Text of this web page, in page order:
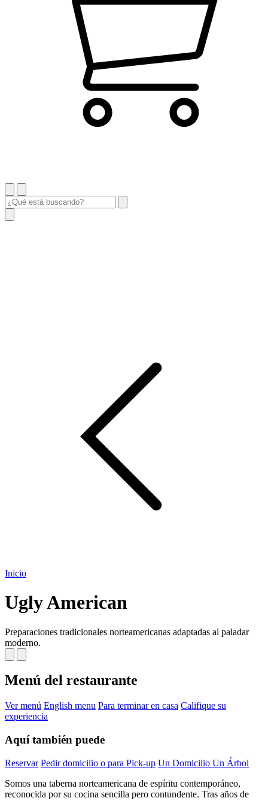
Inicio
Ugly American
Preparaciones tradicionales norteamericanas adaptadas al paladar
moderno.
Menú del restaurante
Ver menú English menu Para terminar en casa Califique su
experiencia
Aquí también puede
Reservar Pedir domicilio o para Pick-up Un Domicilio Un Árbol
Somos una taberna norteamericana de espíritu contemporáneo,
reconocida por su cocina sencilla pero contundente. Tras años de